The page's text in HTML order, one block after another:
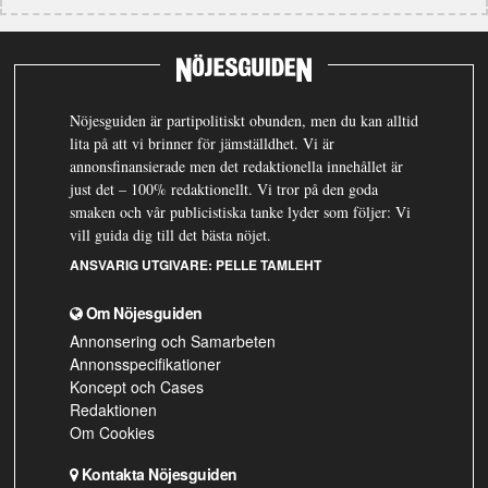
Nöjesguiden är partipolitiskt obunden, men du kan alltid
lita på att vi brinner för jämställdhet. Vi är
annonsfinansierade men det redaktionella innehållet är
just det – 100% redaktionellt. Vi tror på den goda
smaken och vår publicistiska tanke lyder som följer: Vi
vill guida dig till det bästa nöjet.
ANSVARIG UTGIVARE: PELLE TAMLEHT
Om Nöjesguiden
Annonsering och Samarbeten
Annonsspecifikationer
Koncept och Cases
Redaktionen
Om Cookies
Kontakta Nöjesguiden